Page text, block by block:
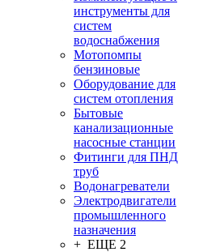
инструменты для
систем
водоснабжения
Мотопомпы
бензиновые
Оборудование для
систем отопления
Бытовые
канализационные
насосные станции
Фитинги для ПНД
труб
Водонагреватели
Электродвигатели
промышленного
назначения
+ ЕЩЕ 2